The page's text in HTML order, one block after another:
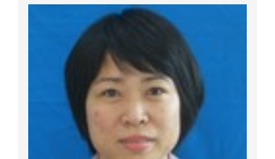
Lê A
Giáo sư - Tiến sĩ
Chuyên ngành đào tạo:
Đơn vị quản lý:
Cộng tác viên ngoài Đại học Huế
Xem chi tiết